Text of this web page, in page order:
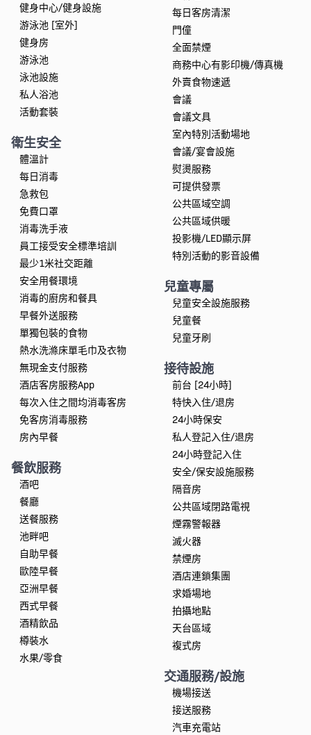
健身中心/健身設施
游泳池 [室外]
健身房
游泳池
泳池設施
私人浴池
活動套裝
衛生安全
體溫計
每日消毒
急救包
免費口罩
消毒洗手液
員工接受安全標準培訓
最少1米社交距離
安全用餐環境
消毒的廚房和餐具
早餐外送服務
單獨包裝的食物
熱水洗滌床單毛巾及衣物
無現金支付服務
酒店客房服務App
每次入住之間均消毒客房
免客房消毒服務
房內早餐
餐飲服務
酒吧
餐廳
送餐服務
池畔吧
自助早餐
歐陸早餐
亞洲早餐
西式早餐
酒精飲品
樽裝水
水果/零食
每日客房清潔
門僮
全面禁煙
商務中心有影印機/傳真機
外賣食物速遞
會議
會議文具
室內特別活動場地
會議/宴會設施
熨燙服務
可提供發票
公共區域空調
公共區域供暖
投影機/LED顯示屏
特別活動的影音設備
兒童專屬
兒童安全設施服務
兒童餐
兒童牙刷
接待設施
前台 [24小時]
特快入住/退房
24小時保安
私人登記入住/退房
24小時登記入住
安全/保安設施服務
隔音房
公共區域閉路電視
煙霧警報器
滅火器
禁煙房
酒店連鎖集團
求婚場地
拍攝地點
天台區域
複式房
交通服務/設施
機場接送
接送服務
汽車充電站